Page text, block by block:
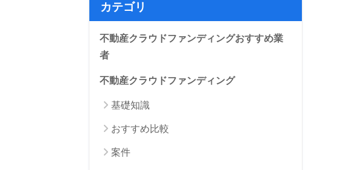
カテゴリ
不動産クラウドファンディングおすすめ業
者
不動産クラウドファンディング
基礎知識
おすすめ比較
案件